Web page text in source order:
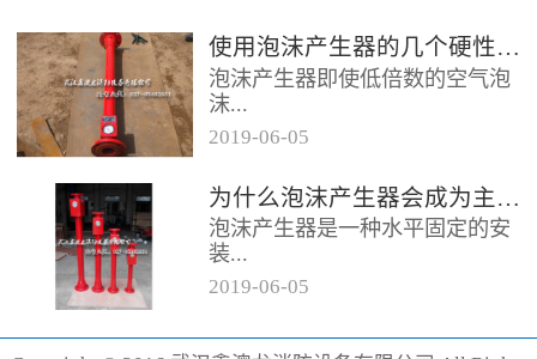
使用泡沫产生器的几个硬性要求
泡沫产生器即使低倍数的空气泡
沫...
消防领域当中泡沫产生器起到的
作用颇大，而且它的保存也相对
容易，...
2019-06-05
为什么泡沫产生器会成为主流灭火产品呢
泡沫产生器是一种水平固定的安
装...
2019-06-05